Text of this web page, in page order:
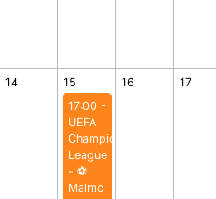
14
15
17:00 -
UEFA
Champions
League
- ⚽️
Malmo
16 17